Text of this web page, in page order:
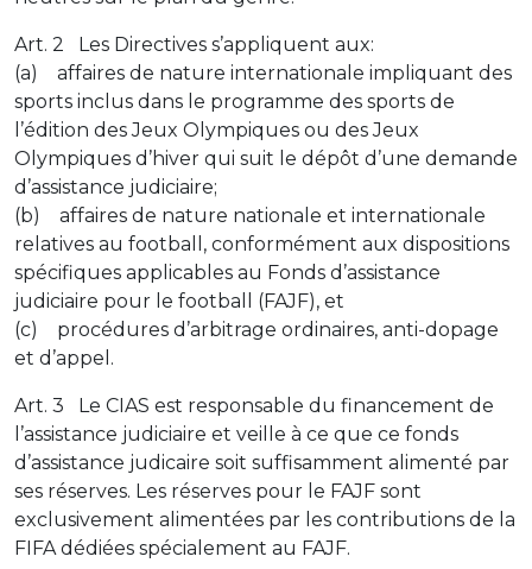
Art. 2 Les Directives s’appliquent aux:
(a) affaires de nature internationale impliquant des
sports inclus dans le programme des sports de
l’édition des Jeux Olympiques ou des Jeux
Olympiques d’hiver qui suit le dépôt d’une demande
d’assistance judiciaire;
(b) affaires de nature nationale et internationale
relatives au football, conformément aux dispositions
spécifiques applicables au Fonds d’assistance
judiciaire pour le football (FAJF), et
(c) procédures d’arbitrage ordinaires, anti-dopage
et d’appel.
Art. 3 Le CIAS est responsable du financement de
l’assistance judiciaire et veille à ce que ce fonds
d’assistance judicaire soit suffisamment alimenté par
ses réserves. Les réserves pour le FAJF sont
exclusivement alimentées par les contributions de la
FIFA dédiées spécialement au FAJF.